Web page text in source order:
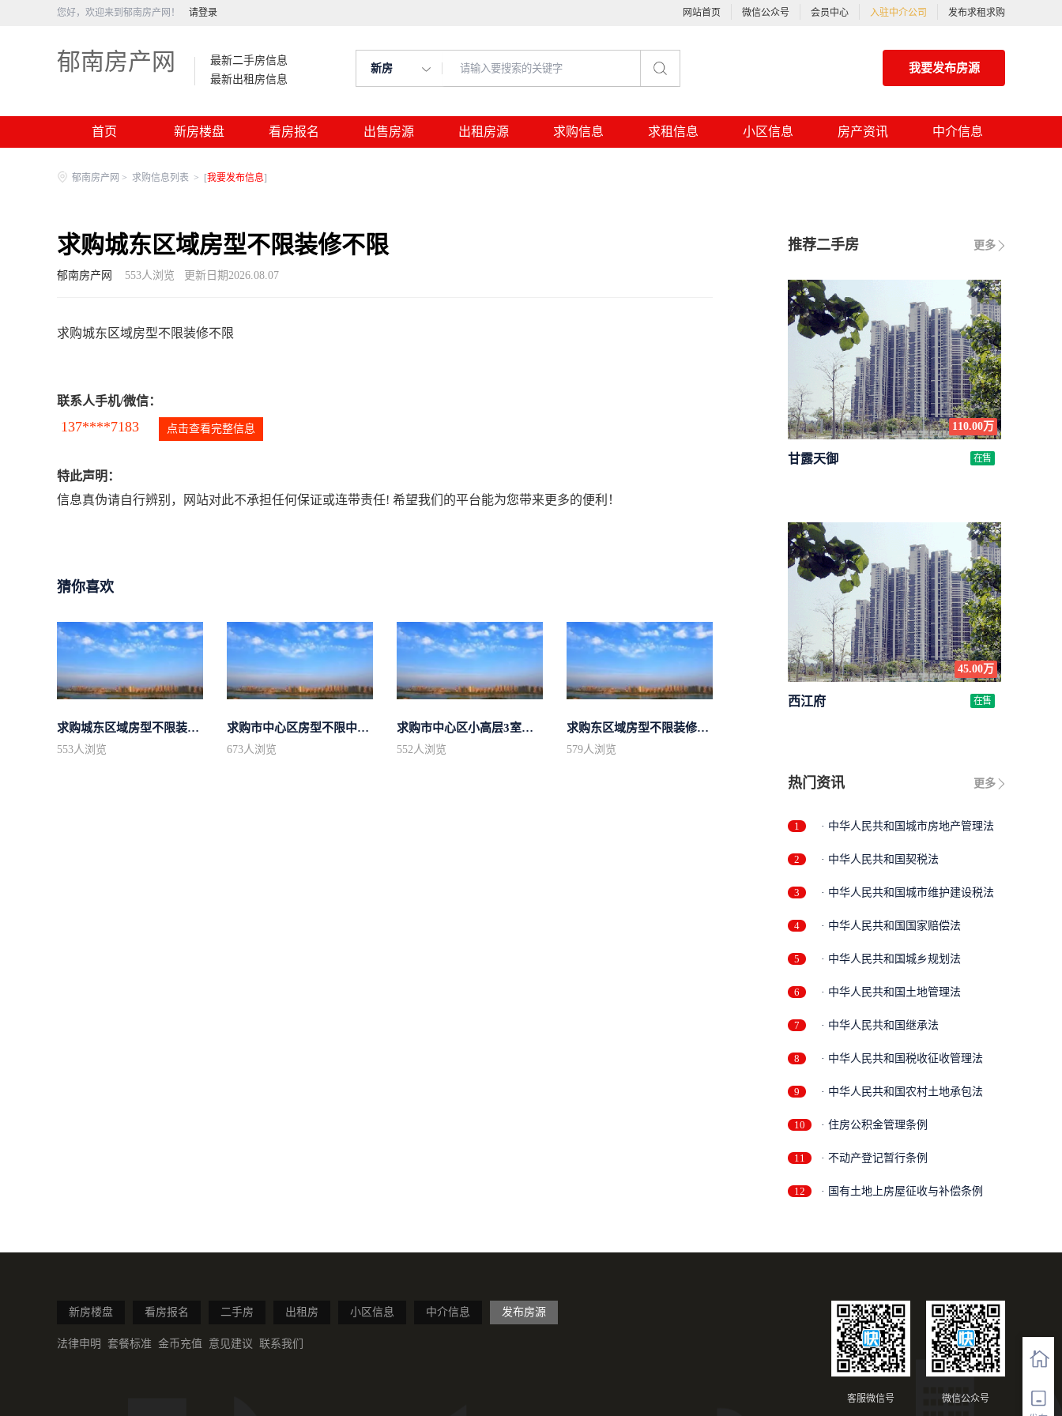
您好，欢迎来到郁南房产网！ 请登录 网站首页 微信公众号 会员中心 入驻中介公司 发布求租求购
郁南房产网
最新二手房信息
最新出租房信息
新房 我要发布房源
首页 新房楼盘 看房报名 出售房源 出租房源 求购信息 求租信息 小区信息 房产资讯 中介信息
郁南房产网 > 求购信息列表 > [我要发布信息]
求购城东区域房型不限装修不限
郁南房产网 553人浏览 更新日期2026.08.07
求购城东区域房型不限装修不限
联系人手机/微信：
137****7183 点击查看完整信息
特此声明：
信息真伪请自行辨别，网站对此不承担任何保证或连带责任! 希望我们的平台能为您带来更多的便利！
猜你喜欢
求购城东区域房型不限装修不限
553人浏览
求购市中心区房型不限中档装修
673人浏览
求购市中心区小高层3室精致装修
552人浏览
求购东区域房型不限装修不限
579人浏览
更多
推荐二手房
110.00万
甘露天御 在售
45.00万
西江府 在售
更多
热门资讯
1 · 中华人民共和国城市房地产管理法
2 · 中华人民共和国契税法
3 · 中华人民共和国城市维护建设税法
4 · 中华人民共和国国家赔偿法
5 · 中华人民共和国城乡规划法
6 · 中华人民共和国土地管理法
7 · 中华人民共和国继承法
8 · 中华人民共和国税收征收管理法
9 · 中华人民共和国农村土地承包法
10 · 住房公积金管理条例
11 · 不动产登记暂行条例
12 · 国有土地上房屋征收与补偿条例
新房楼盘 看房报名 二手房 出租房 小区信息 中介信息 发布房源
法律申明 套餐标准 金币充值 意见建议 联系我们
微信公众号
客服微信号